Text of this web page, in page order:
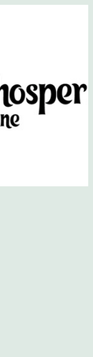
Magazine
сайт)